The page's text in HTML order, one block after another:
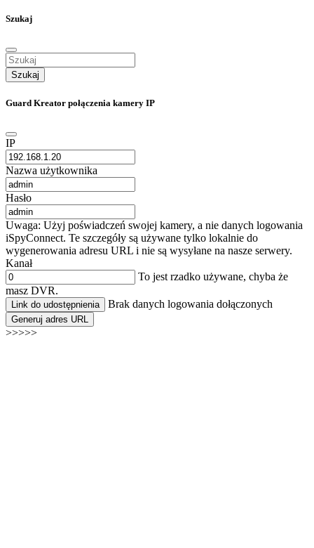
Szukaj
Szukaj
Guard Kreator połączenia kamery IP
IP
Nazwa użytkownika
Hasło
Uwaga: Użyj poświadczeń swojej kamery, a nie danych logowania
iSpyConnect. Te szczegóły są używane tylko lokalnie do
wygenerowania adresu URL i nie są wysyłane na nasze serwery.
Kanał
To jest rzadko używane, chyba że
masz DVR.
Link do udostępnienia Brak danych logowania dołączonych
Generuj adres URL
>>>>>